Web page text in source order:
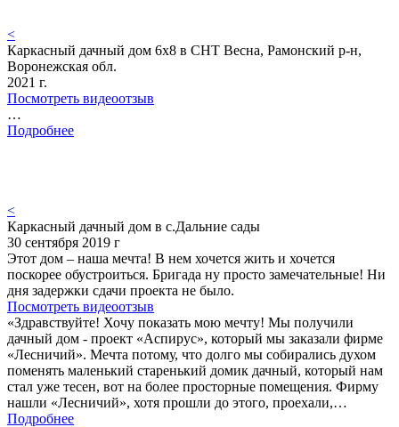
<
Каркасный дачный дом 6х8 в СНТ Весна, Рамонский р-н,
Воронежская обл.
2021 г.
Посмотреть видеоотзыв
…
Подробнее
<
Каркасный дачный дом в с.Дальние сады
30 сентября 2019 г
Этот дом – наша мечта! В нем хочется жить и хочется
поскорее обустроиться. Бригада ну просто замечательные! Ни
дня задержки сдачи проекта не было.
Посмотреть видеоотзыв
«Здравствуйте! Хочу показать мою мечту! Мы получили
дачный дом - проект «Аспирус», который мы заказали фирме
«Лесничий». Мечта потому, что долго мы собирались духом
поменять маленький старенький домик дачный, который нам
стал уже тесен, вот на более просторные помещения. Фирму
нашли «Лесничий», хотя прошли до этого, проехали,…
Подробнее